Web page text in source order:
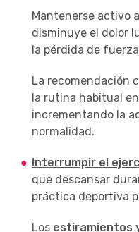
Mantenerse activo
disminuye el dolor
la pérdida de
La recomendación
la rutina habitual
incrementando la
normalidad.
Interrumpir el
que descansar
práctica deportiva
Los estiramientos